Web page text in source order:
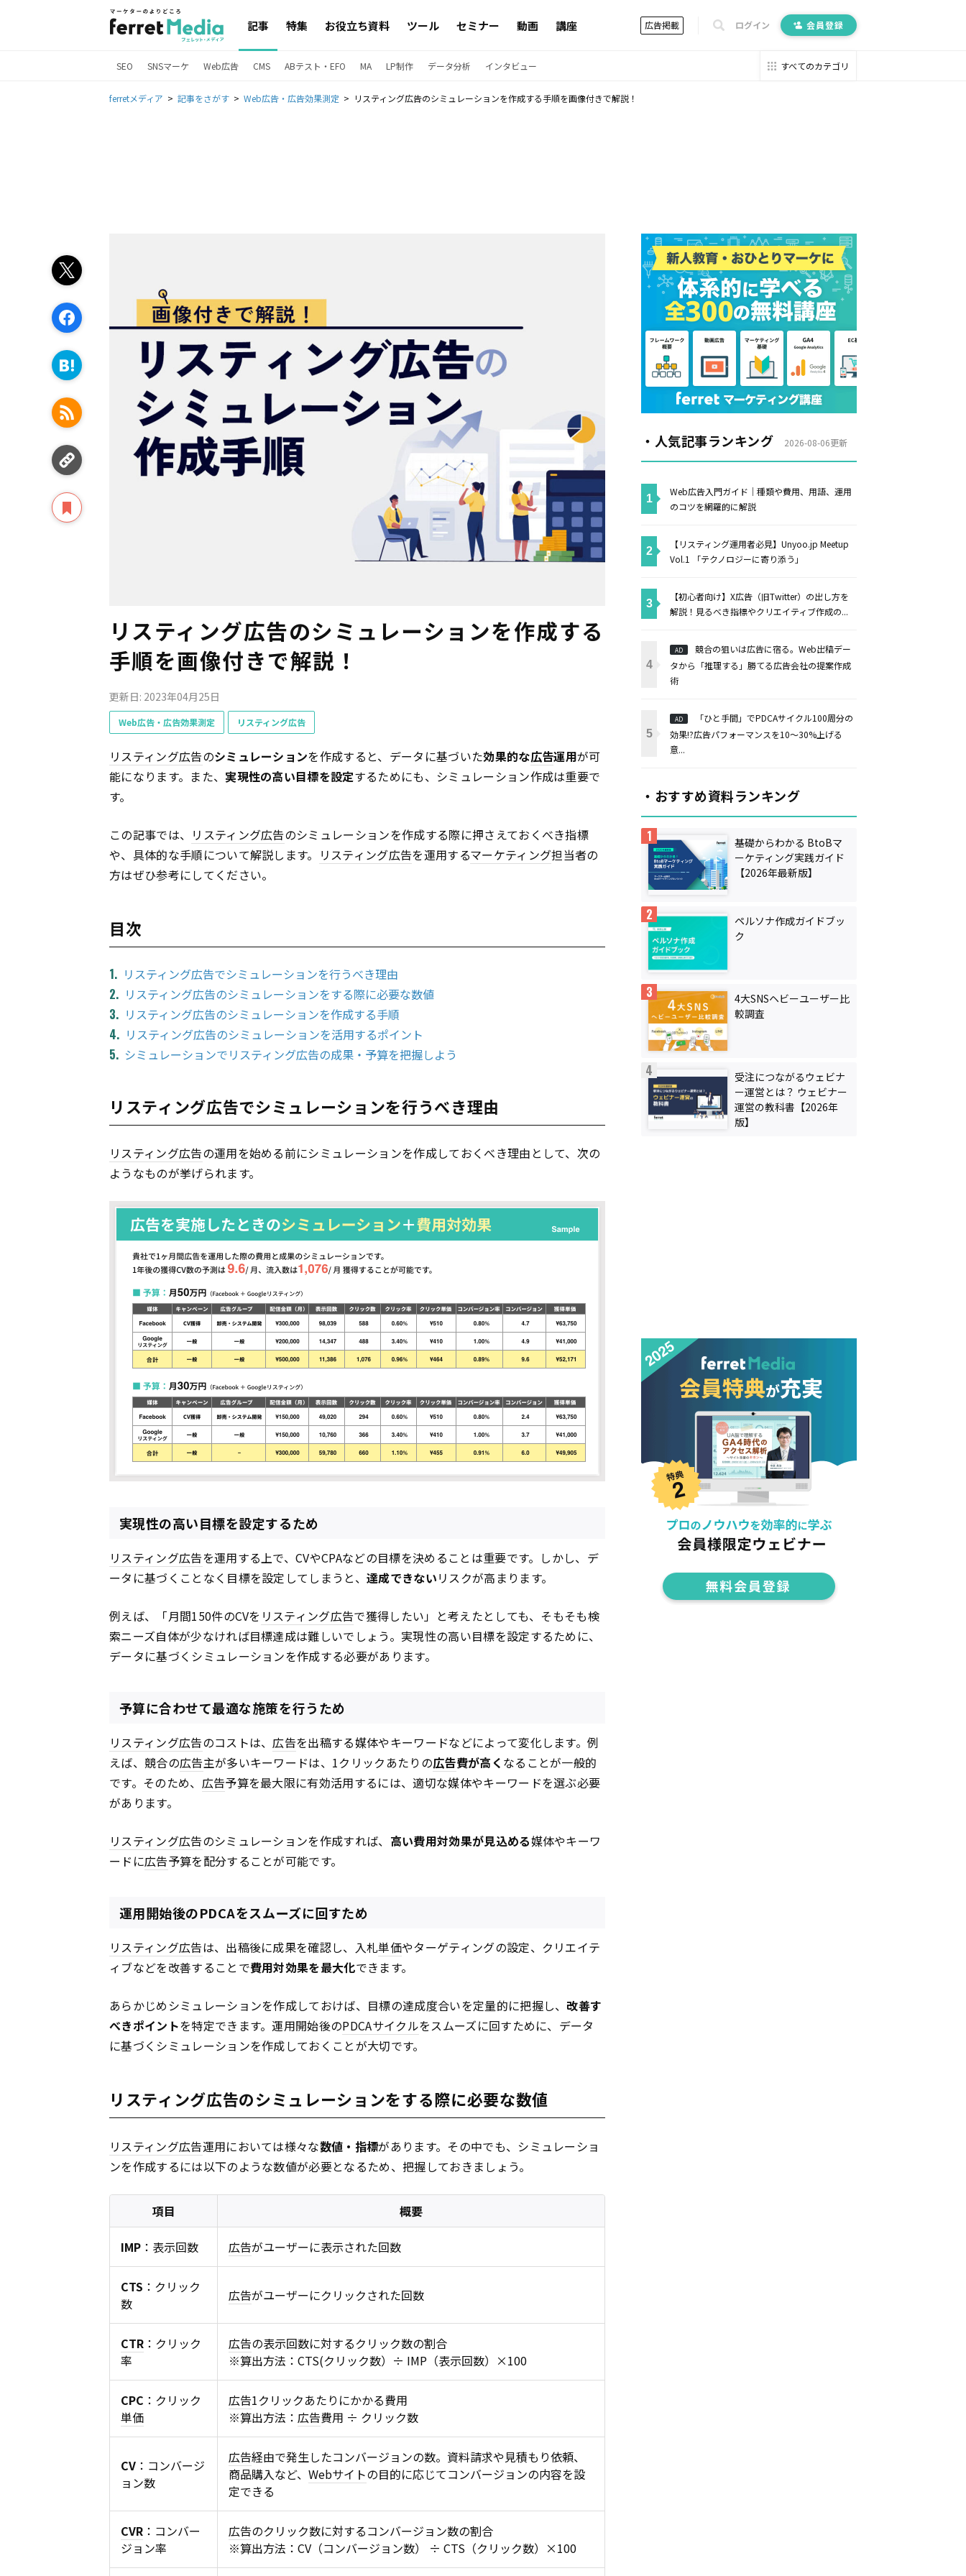
記事 特集 お役立ち資料 ツール セミナー 動画 講座 広告掲載 ログイン 会員登録
SEO SNSマーケ Web広告 CMS ABテスト・EFO MA LP制作 データ分析 インタビュー すべてのカテゴリ
ferretメディア 記事をさがす Web広告・広告効果測定 リスティング広告のシミュレーションを作成する手順を画像付きで解説！
リスティング広告のシミュレーションを作成する
手順を画像付きで解説！
更新日: 2023年04月25日
Web広告・広告効果測定 リスティング広告
リスティング広告のシミュレーションを作成すると、データに基づいた効果的な広告運用が可
能になります。また、 実現性の高い目標を設定するためにも、シミュレーション作成は重要で
す。
この記事では、 リスティング広告のシミュレーションを作成する際に押さえておくべき指標
や、具体的な手順について解説します。 リスティング広告を運用するマーケティング担当者の
方はぜひ参考にしてください。
目次
リスティング広告でシミュレーションを行うべき理由
リスティング広告のシミュレーションをする際に必要な数値
リスティング広告のシミュレーションを作成する手順
リスティング広告のシミュレーションを活用するポイント
シミュレーションでリスティング広告の成果・予算を把握しよう
リスティング広告でシミュレーションを行うべき理由
リスティング広告の運用を始める前にシミュレーションを作成しておくべき理由として、次の
ようなものが挙げられます。
実現性の高い目標を設定するため
リスティング広告を運用する上で、CVやCPAなどの目標を決めることは重要です。しかし、デ
ータに基づくことなく目標を設定してしまうと、達成できないリスクが高まります。
例えば、「月間150件のCVを リスティング広告で獲得したい」と考えたとしても、そもそも検
索ニーズ自体が少なければ目標達成は難しいでしょう。実現性の高い目標を設定するために、
データに基づくシミュレーションを作成する必要があります。
予算に合わせて最適な施策を行うため
リスティング広告のコストは、広告を出稿する媒体やキーワードなどによって変化します。例
えば、競合の広告主が多いキーワードは、1クリックあたりの広告費が高く なることが一般的
です。そのため、 広告予算を最大限に有効活用するには、適切な媒体やキーワードを選ぶ必要
があります。
リスティング広告のシミュレーションを作成すれば、 高い費用対効果が見込める媒体やキーワ
ードに広告予算を配分することが可能です。
運用開始後のPDCAをスムーズに回すため
リスティング広告は、出稿後に成果を確認し、入札単価やターゲティングの設定、クリエイテ
ィブなどを改善することで費用対効果を最大化できます。
あらかじめシミュレーションを作成しておけば、目標の達成度合いを定量的に把握し、 改善す
べきポイントを特定できます。運用開始後のPDCAサイクルをスムーズに回すために、データ
に基づくシミュレーションを作成しておくことが大切です。
リスティング広告のシミュレーションをする際に必要な数値
リスティング広告運用においては様々な数値・指標があります。その中でも、シミュレーショ
ンを作成するには以下のような数値が必要となるため、把握しておきましょう。
項目 概要
IMP ：表示回数 広告がユーザーに表示された回数
CTS ：クリック
数
広告がユーザーにクリックされた回数
CTR ：クリック
率
広告の表示回数に対するクリック数の割合
※算出方法：CTS(クリック数）÷ IMP（表示回数）×100
CPC ：クリック
単価
広告1クリックあたりにかかる費用
※算出方法： 広告費用 ÷ クリック数
CV ：コンバージ
ョン数
広告経由で発生したコンバージョンの数。資料請求や見積もり依頼、
商品購入など、 Webサイトの目的に応じてコンバージョンの内容を設
定できる
CVR ：コンバー
ジョン率
広告のクリック数に対するコンバージョン数の割合
※算出方法：CV（コンバージョン数） ÷ CTS（クリック数）×100
・人気記事ランキング 2026-08-06更新
Web広告入門ガイド｜種類や費用、用語、運用
のコツを網羅的に解説
【リスティング運用者必見】Unyoo.jp Meetup
Vol.1 「テクノロジーに寄り添う」
【初心者向け】X広告（旧Twitter）の出し方を
解説！見るべき指標やクリエイティブ作成の...
AD
競合の狙いは広告に宿る。Web出稿デー
タから「推理する」勝てる広告会社の提案作成
術
AD
「ひと手間」でPDCAサイクル100周分の
効果!?広告パフォーマンスを10～30%上げる
意...
・おすすめ資料ランキング
基礎からわかる BtoBマ
ーケティング実践ガイド
【2026年最新版】
ペルソナ作成ガイドブッ
ク
4大SNSヘビーユーザー比
較調査
受注につながるウェビナ
ー運営とは？ ウェビナー
運営の教科書【2026年
版】